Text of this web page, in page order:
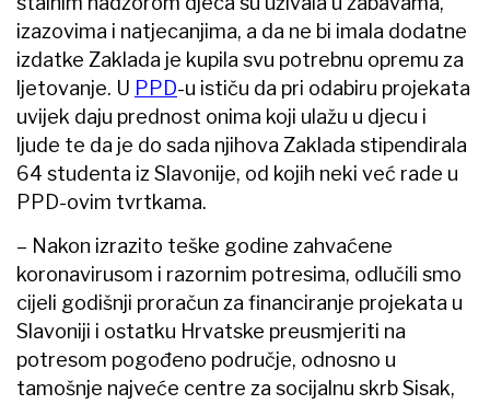
izazovima i natjecanjima, a da ne bi imala dodatne
izdatke Zaklada je kupila svu potrebnu opremu za
ljetovanje. U PPD-u ističu da pri odabiru projekata
uvijek daju prednost onima koji ulažu u djecu i
ljude te da je do sada njihova Zaklada stipendirala
64 studenta iz Slavonije, od kojih neki već rade u
PPD-ovim tvrtkama.
– Nakon izrazito teške godine zahvaćene
koronavirusom i razornim potresima, odlučili smo
cijeli godišnji proračun za financiranje projekata u
Slavoniji i ostatku Hrvatske preusmjeriti na
potresom pogođeno područje, odnosno u
tamošnje najveće centre za socijalnu skrb Sisak,